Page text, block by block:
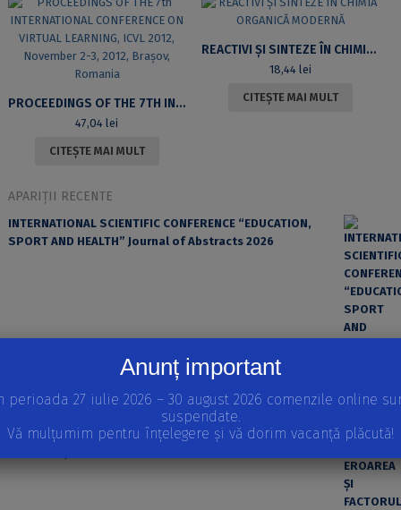
PROCEEDINGS OF THE 7TH INTERNATIONAL CONFERENCE ON VIRTUAL LEARNING, ICVL 2012, NOVEMBER 2-3, 2012, BRAȘOV, ROMANIA
47,04lei
CITEȘTE MAI MULT
REACTIVI ȘI SINTEZE ÎN CHIMIA ORGANICĂ MODERNĂ
18,44lei
CITEȘTE MAI MULT
APARIȚII RECENTE
INTERNATIONAL SCIENTIFIC CONFERENCE “EDUCATION,
SPORT AND HEALTH” Journal of Abstracts 2026
Anunț important
perioada 27 iulie 2026 – 30 august 2026 comenzile online
suspendate.
Vă mulțumim pentru înțelegere și vă dorim vacanță plăcută!